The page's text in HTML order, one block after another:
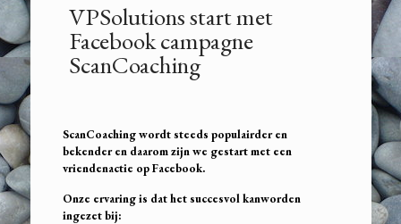
VPSolutions start met
Facebook campagne
ScanCoaching
ScanCoaching wordt steeds populairder en
bekender en daarom zijn we gestart met een
vriendenactie op Facebook.
Onze ervaring is dat het succesvol kanworden
ingezet bij: